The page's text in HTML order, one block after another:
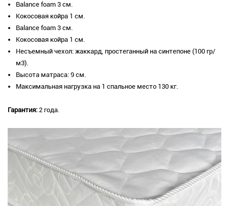
​Balance foam 3 см.
Кокосовая койра 1 см.
Balance foam 3 см.
Кокосовая койра 1 см.
Несъемный чехол: жаккард, простеганный на синтепоне (100 гр/
м3).
Высота матраса: 9 см.
Максимальная нагрузка на 1 спальное место 130 кг.
Гарантия: 2 года.